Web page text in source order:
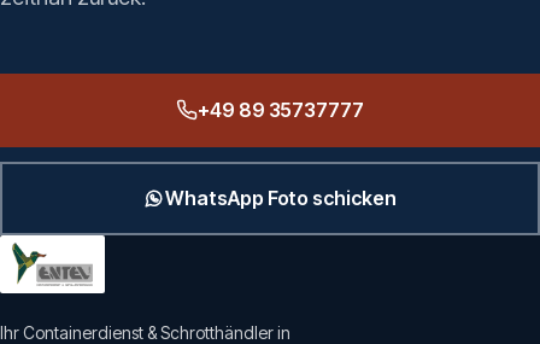
+49 89 35737777
WhatsApp Foto schicken
Ihr Containerdienst & Schrotthändler in